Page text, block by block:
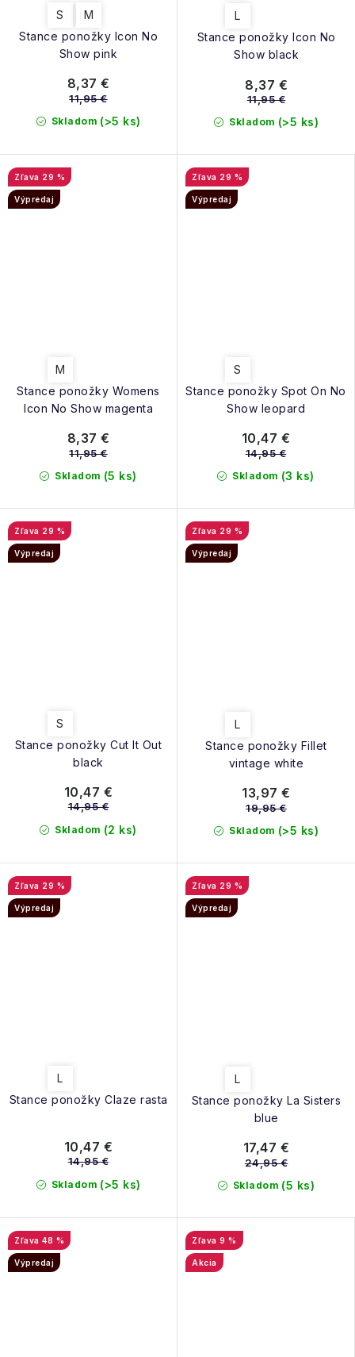
Stance ponožky Icon No
Show pink
S M
Skladom (>5 ks)
8,37 €
11,95 €
Stance ponožky Icon No
Show black
L
Skladom (>5 ks)
8,37 €
11,95 €
Stance ponožky Womens
Icon No Show magenta
29 %
Výpredaj
M
Skladom (5 ks)
8,37 €
11,95 €
Stance ponožky Spot On No
Show leopard
29 %
Výpredaj
S
Skladom (3 ks)
10,47 €
14,95 €
Stance ponožky Cut It Out
black
29 %
Výpredaj
S
Skladom (2 ks)
10,47 €
14,95 €
Stance ponožky Fillet
vintage white
29 %
Výpredaj
L
Skladom (>5 ks)
13,97 €
19,95 €
Stance ponožky Claze rasta
29 %
Výpredaj
L
Skladom (>5 ks)
10,47 €
14,95 €
Stance ponožky La Sisters
blue
29 %
Výpredaj
L
Skladom (5 ks)
17,47 €
24,95 €
48 %
Výpredaj
9 %
Akcia